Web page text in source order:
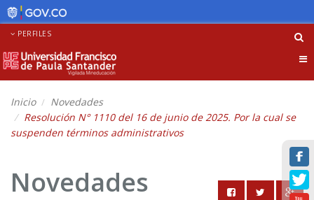
PERFILES
Inicio
Novedades
Resolución N° 1110 del 16 de junio de 2025. Por la cual se
suspenden términos administrativos
Novedades